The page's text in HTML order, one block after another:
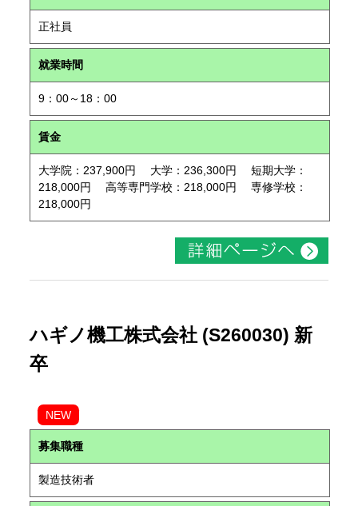
正社員
就業時間
9：00～18：00
賃金
大学院：237,900円 大学：236,300円 短期大学：
218,000円 高等専門学校：218,000円 専修学校：
218,000円
ハギノ機工株式会社 (S260030) 新
卒
NEW
募集職種
製造技術者